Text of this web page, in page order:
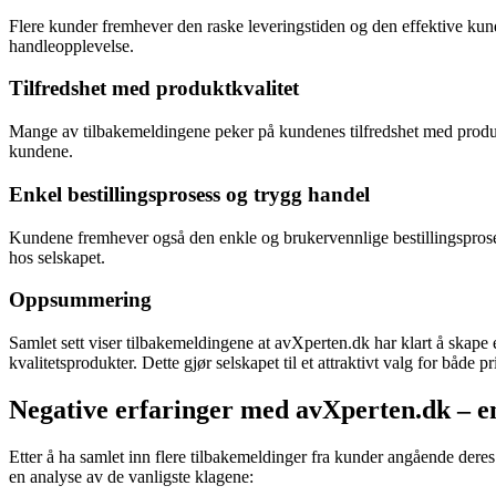
Flere kunder fremhever den raske leveringstiden og den effektive
handleopplevelse.
Tilfredshet med produktkvalitet
Mange av tilbakemeldingene peker på kundenes tilfredshet med
kundene.
Enkel bestillingsprosess og trygg handel
Kundene fremhever også den enkle og brukervennlige
hos selskapet.
Oppsummering
Samlet sett viser tilbakemeldingene at avXperten.dk har klart å
kvalitetsprodukter. Dette gjør selskapet til et attraktivt valg for både
Negative erfaringer med avXperten.dk –
Etter å ha samlet inn flere tilbakemeldinger fra kunder angående
en analyse av de vanligste klagene: